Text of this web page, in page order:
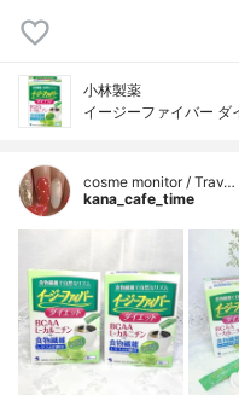
小林製薬
イージーファイバー ダ
cosme monitor / Trav…
kana_cafe_time